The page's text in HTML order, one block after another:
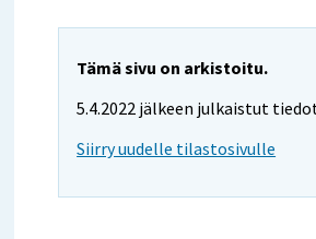
Tämä sivu on arkistoitu.
5.4.2022 jälkeen julkaistut
Siirry uudelle tilastosivulle